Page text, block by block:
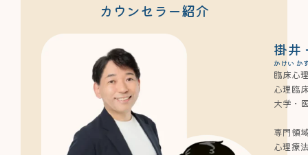
カウンセラー紹介
掛井
かけい か
臨床心
心理臨
大学・
専門領
心理療